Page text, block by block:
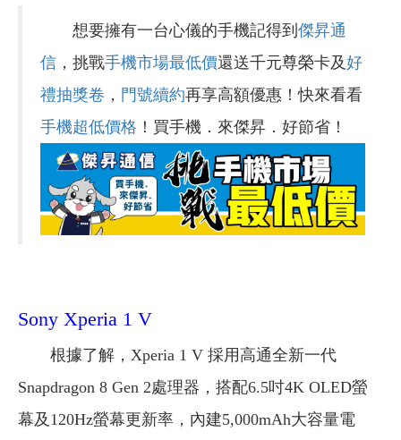
想要擁有一台心儀的手機記得到 傑昇通
信 ，挑戰手機市場最低價還送千元尊榮卡及好
禮抽獎卷 ， 門號續約再享高額優惠！快來看看
手機超低價格 ！買手機．來傑昇．好節省！
Sony Xperia 1 V
根據了解，Xperia 1 V 採用高通全新一代
Snapdragon 8 Gen 2處理器，搭配6.5吋4K OLED螢
幕及120Hz螢幕更新率，內建5,000mAh大容量電